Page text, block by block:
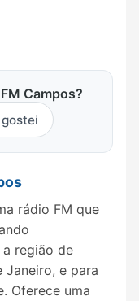
Campos?
rádio FM que
região de
Janeiro, e para
Oferece uma